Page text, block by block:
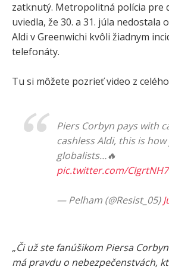
zatknutý. Metropolitná polícia pre
uviedla, že 30. a 31. júla nedostala
Aldi v Greenwichi kvôli žiadnym
telefonáty.
Tu si môžete pozrieť video z
Piers Corbyn pays with
cashless Aldi, this is
globalists…🔥
pic.twitter.com/
— Pelham (@Resist_05)
„Či už ste fanúšikom Piersa
má pravdu o nebezpečenstvách,